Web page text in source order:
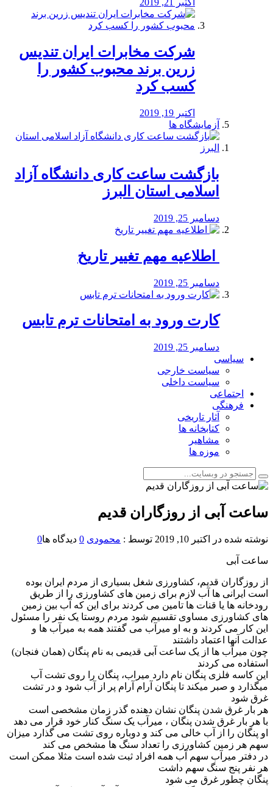
اکتبر 21, 2019
شرکت مخابرات ایران تندیس
زرین برند محبوب کشور را
کسب کرد
اکتبر 19, 2019
آزمایشگاه ها
بازگشت ساعت کاری دانشگاه آزاد
اسلامی استان البرز
دسامبر 25, 2019
️ اطلاعیه مهم تغییر تاریخ
دسامبر 25, 2019
کارت ورود به امتحانات ترم تابس
دسامبر 25, 2019
سیاسی
سیاست خارجی
سیاست داخلی
اجتماعی
فرهنگی
آثار تاریخی
کتابخانه ها
مشاهیر
موزه ها
ساعت آبی از روزگاران قدیم
نوشته شده در اکتبر 10, 2019 توسط : محمودی 0 دیدگاه ها0
ساعت آبی
از روزگاران قدیم، کشاورزی شغل بسیاری از مردم ایران بوده
است ایرانی ها آب لازم برای زمین های کشاورزی را از طریق
رودخانه ها یا قنات ها تامین می کردند برای این که آب بین زمین
های کشاورزی مساوی تقسیم شود مردم روستا یک نفر را مسئول
این کار می کردند و به او میرآب می گفتند همه به میرآب ها و
عدالت آنها اعتماد داشتند
چون میرآب ها از یک ساعت آبی قدیمی به نام پنگان (همان فنجان)
استفاده می کردند
این کاسه فلزی پنگان نام دارد میراب، پنگان را روی تشت آب
میگذارد و صبر میکند تا پنگان آرام آرام پر از آب شود و در تشت
غرق شود
هر بار غرق شدن پنگان نشان دهنده گذر زمان مشخصی است
با هر بار غرق شدن پنگان ، میرآب یک سنگ کنار خود قرار می دهد
او پنگان را از آب خالی می کند و دوباره روی تشت می گذارد میزان
سهم هر زمین کشاورزی را تعداد سنگ ها مشخص می کند
در دفتر میرآب سهم آب همه افراد ثبت شده است مثلا ممکن است
هر نفر پنج سنگ سهم داشت
پنگان چطور غرق می شود